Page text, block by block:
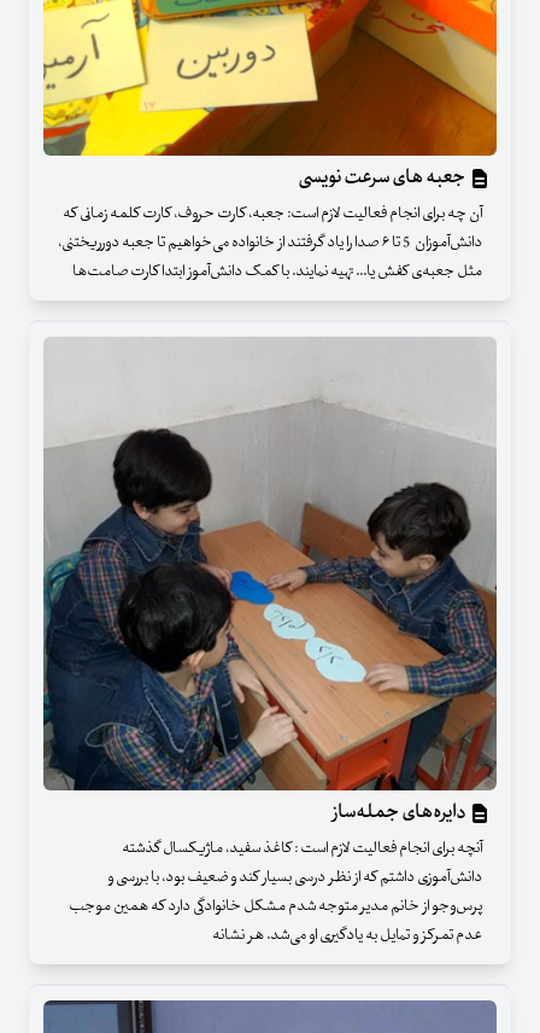
جعبه های سرعت نویسی
آن چه برای انجام فعالیت لازم است: جعبه، کارت حروف، کارت کلمه زمانی که
دانش‌آموزان 5 تا ۶ صدا را یاد گرفتند از خانواده می‌خواهیم تا جعبه دورریختنی،
مثل جعبه‌ی کفش یا... تهیه نمایند. با کمک دانش‌آموز ابتدا کارت صامت‌ها
دایره‌های جمله‌ساز
آنچه برای انجام فعالیت لازم است : کاغذ سفید، ماژیکسال گذشته
دانش‌آموزی داشتم که از نظر درسی بسیار کند و ضعیف بود، با بررسی و
پرس‌وجو از خانم مدیر متوجه شدم مشکل خانوادگی دارد که همین موجب
عدم تمرکز و تمایل به یادگیری او می‌شد. هر نشانه